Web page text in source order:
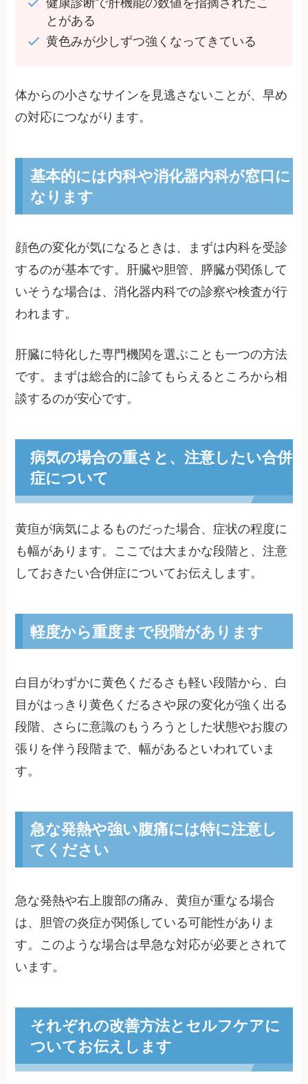
とがある
黄色みが少しずつ強くなってきている
体からの小さなサインを見逃さないことが、早め
の対応につながります。
基本的には内科や消化器内科が窓口に
なります
顔色の変化が気になるときは、まずは内科を受診
するのが基本です。肝臓や胆管、膵臓が関係して
いそうな場合は、消化器内科での診察や検査が行
われます。
肝臓に特化した専門機関を選ぶことも一つの方法
です。まずは総合的に診てもらえるところから相
談するのが安心です。
病気の場合の重さと、注意したい合併
症について
黄疸が病気によるものだった場合、症状の程度に
も幅があります。ここでは大まかな段階と、注意
しておきたい合併症についてお伝えします。
軽度から重度まで段階があります
白目がわずかに黄色くだるさも軽い段階から、白
目がはっきり黄色くだるさや尿の変化が強く出る
段階、さらに意識のもうろうとした状態やお腹の
張りを伴う段階まで、幅があるといわれていま
す。
急な発熱や強い腹痛には特に注意し
てください
急な発熱や右上腹部の痛み、黄疸が重なる場合
は、胆管の炎症が関係している可能性がありま
す。このような場合は早急な対応が必要とされて
います。
それぞれの改善方法とセルフケアに
ついてお伝えします